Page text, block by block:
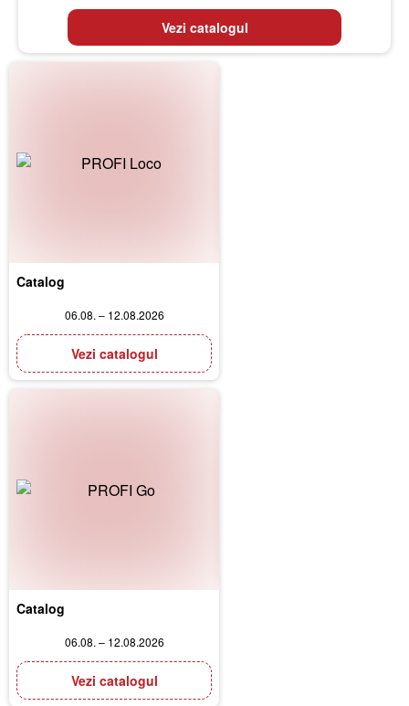
Vezi catalogul
Catalog
06.08. – 12.08.2026
Vezi catalogul
Catalog
06.08. – 12.08.2026
Vezi catalogul